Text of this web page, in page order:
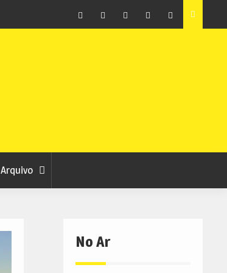
Covilhã avança com a desmaterialização do Arquivo
Municipal
Arquivo
No Ar